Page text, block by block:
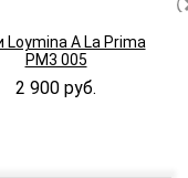
Loymina A La Prima
PM3 005
2 900 руб.